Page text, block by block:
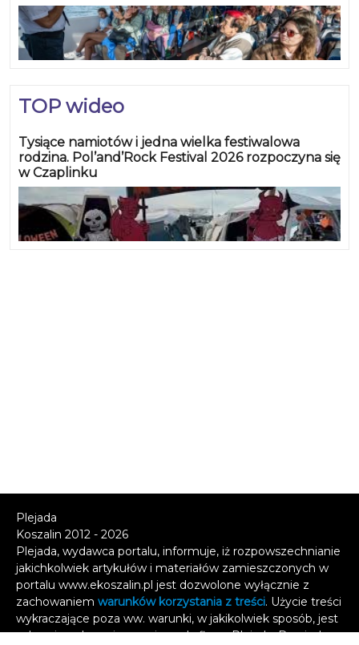
TOP wideo
Tysiące namiotów i jedna wielka festiwalowa
rodzina. Pol’and’Rock Festival 2026 rozpoczyna się
w Czaplinku
Plejada
Koszalin 2012 - 2026
Plejada, wydawca portalu, informuje, iż rozpowszechnianie
jakichkolwiek artykułów i materiałów zamieszczonych w
portalu www.ekoszalin.pl jest dozwolone wyłącznie z
zachowaniem warunków korzystania z treści. Użycie treści
wykraczające poza ww. warunki, w jakikolwiek sposób, jest
zabronione bez pisemnej zgody firmy Plejada. Dowiedz